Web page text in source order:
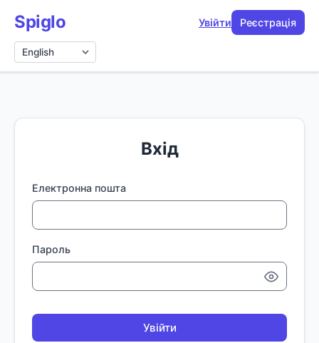
Spiglo Увійти Реєстрація
Мова
Вхід
Електронна пошта
Пароль
Увійти